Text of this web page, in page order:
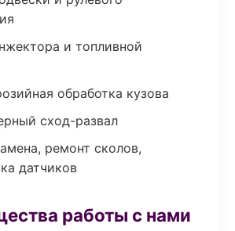
и топливной
обработка кузова
сход-развал
ремонт сколов,
датчиков
работы с нами